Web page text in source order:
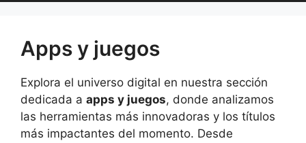
Apps y juegos
Explora el universo digital en nuestra sección
dedicada a apps y juegos, donde analizamos
las herramientas más innovadoras y los títulos
más impactantes del momento. Desde